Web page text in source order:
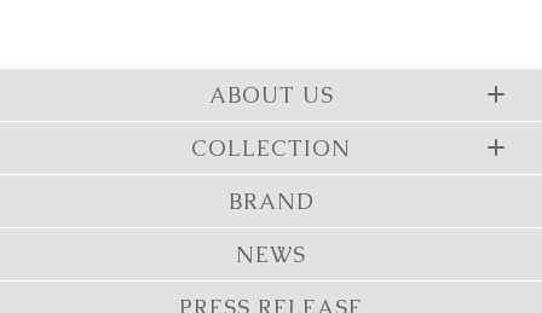
ABOUT US
COLLECTION
BRAND
NEWS